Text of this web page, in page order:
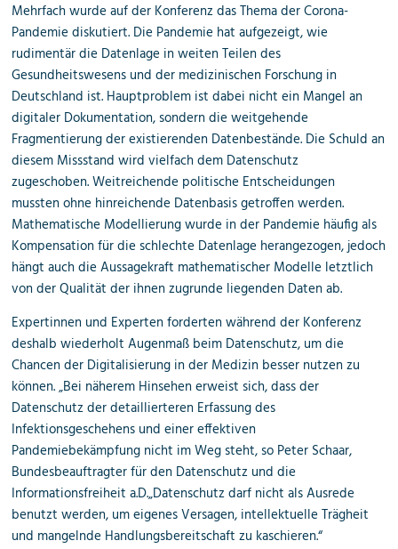
Mehrfach wurde auf der Konferenz das Thema der Corona-
Pandemie diskutiert. Die Pandemie hat aufgezeigt, wie
rudimentär die Datenlage in weiten Teilen des
Gesundheitswesens und der medizinischen Forschung in
Deutschland ist. Hauptproblem ist dabei nicht ein Mangel an
digitaler Dokumentation, sondern die weitgehende
Fragmentierung der existierenden Datenbestände. Die Schuld an
diesem Missstand wird vielfach dem Datenschutz
zugeschoben. Weitreichende politische Entscheidungen
mussten ohne hinreichende Datenbasis getroffen werden.
Mathematische Modellierung wurde in der Pandemie häufig als
Kompensation für die schlechte Datenlage herangezogen, jedoch
hängt auch die Aussagekraft mathematischer Modelle letztlich
von der Qualität der ihnen zugrunde liegenden Daten ab.
Expertinnen und Experten forderten während der Konferenz
deshalb wiederholt Augenmaß beim Datenschutz, um die
Chancen der Digitalisierung in der Medizin besser nutzen zu
können. „Bei näherem Hinsehen erweist sich, dass der
Datenschutz der detaillierteren Erfassung des
Infektionsgeschehens und einer effektiven
Pandemiebekämpfung nicht im Weg steht, so Peter Schaar,
Bundesbeauftragter für den Datenschutz und die
Informationsfreiheit a.D.„Datenschutz darf nicht als Ausrede
benutzt werden, um eigenes Versagen, intellektuelle Trägheit
und mangelnde Handlungsbereitschaft zu kaschieren.“